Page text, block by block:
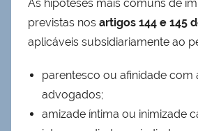
As hipóteses mais comuns de
previstas nos artigos 144 e 145
aplicáveis subsidiariamente ao
parentesco ou afinidade com
advogados;
amizade íntima ou inimizade